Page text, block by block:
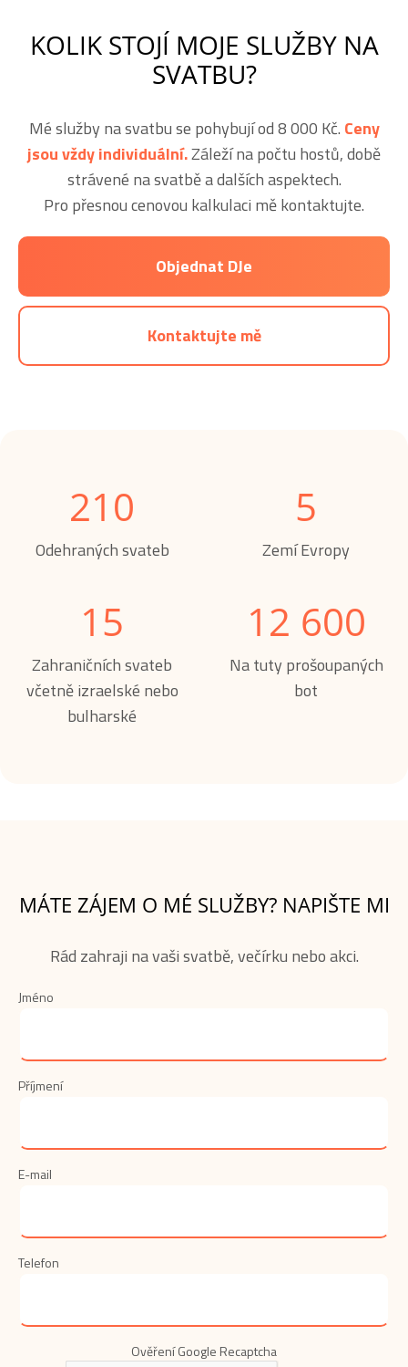
KOLIK STOJÍ MOJE SLUŽBY NA
SVATBU?
Mé služby na svatbu se pohybují od 8 000 Kč. Ceny
jsou vždy individuální.Záleží na počtu hostů, době
strávené na svatbě a dalších aspektech.
Pro přesnou cenovou kalkulaci mě kontaktujte.
Objednat DJe
Kontaktujte mě
210
Odehraných svateb
5
Zemí Evropy
15
Zahraničních svateb
včetně izraelské nebo
bulharské
12 600
Na tuty prošoupaných
bot
MÁTE ZÁJEM O MÉ SLUŽBY? NAPIŠTE MI
Rád zahraji na vaši svatbě, večírku nebo akci.
Jméno
Příjmení
E-mail
Telefon
Ověření Google Recaptcha